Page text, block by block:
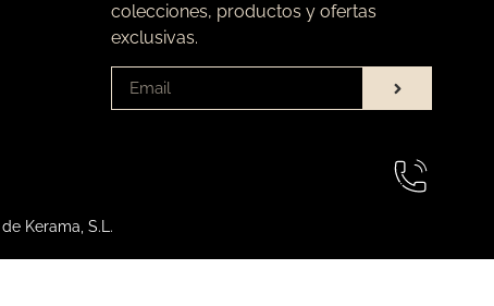
colecciones, productos y ofertas
exclusivas.
Kerama, S.L.